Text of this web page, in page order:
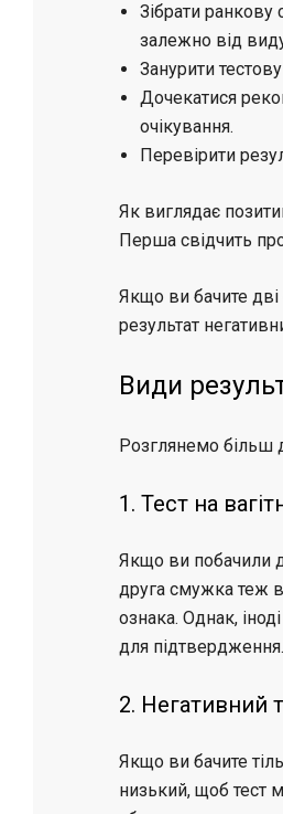
Зібрати ранкову
залежно від
Занурити
Дочекатися
очікування.
Перевірити
Як виглядає
Перша свідчить
Якщо ви бачите
результат
Види
Розглянемо більш
1. Тест на
Якщо ви побачили
друга смужка теж
ознака. Однак,
для підтвердження.
2. Негативний
Якщо ви бачите
низький, щоб тест